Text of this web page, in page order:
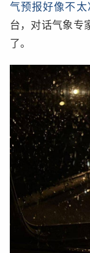
气预报好像不太
台，对话气象专
了。